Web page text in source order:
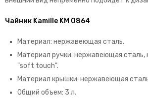
Чайник Kamille KM 0864
Материал: нержавеющая сталь.
Материал ручки: нержавеющая сталь,
"soft touch".
Материал крышки: нержавеющая
Общий объем: 3 л.